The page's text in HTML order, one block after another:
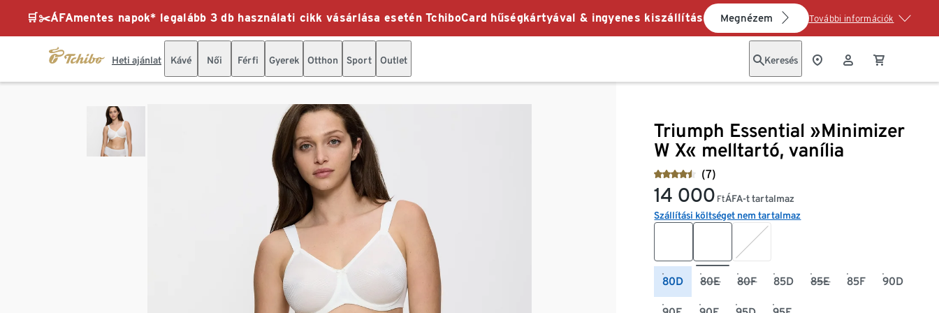
🛒✂️ÁFAmentes napok* legalább 3 db használati cikk vásárlása esetén TchiboCard hűségkártyával & ingyenes kiszállítás Megnézem További információk
Heti ajánlat Kávé Női Férfi Gyerek Otthon Sport Outlet Keresés
Triumph Essential »Minimizer
W X« melltartó, vanília
(7)
14 000 FtÁFA-t tartalmaz
Szállítási költséget nem tartalmaz
80D 80E 80F 85D 85E 85F 90D